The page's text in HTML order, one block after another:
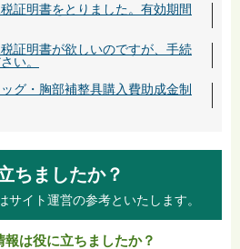
証明書をとりました。有効期間
証明書が欲しいのですが、手続
い。
グ・胸部補整具購入費助成金制
ちましたか？
サイト運営の参考といたします。
は役に立ちましたか？